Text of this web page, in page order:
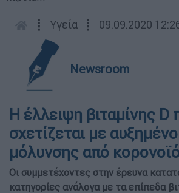
┋ Υγεία ┋ 09.09.2020
Newsroom
Η έλλειψη βιταμίνης D
σχετίζεται με
μόλυνσης από
Οι συμμετέχοντες στην έρευνα
κατηγορίες ανάλογα με τα επίπεδα